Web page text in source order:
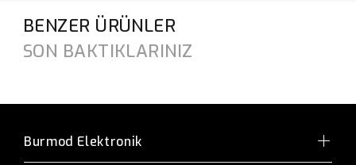
BENZER ÜRÜNLER
SON BAKTIKLARINIZ
Burmod Elektronik